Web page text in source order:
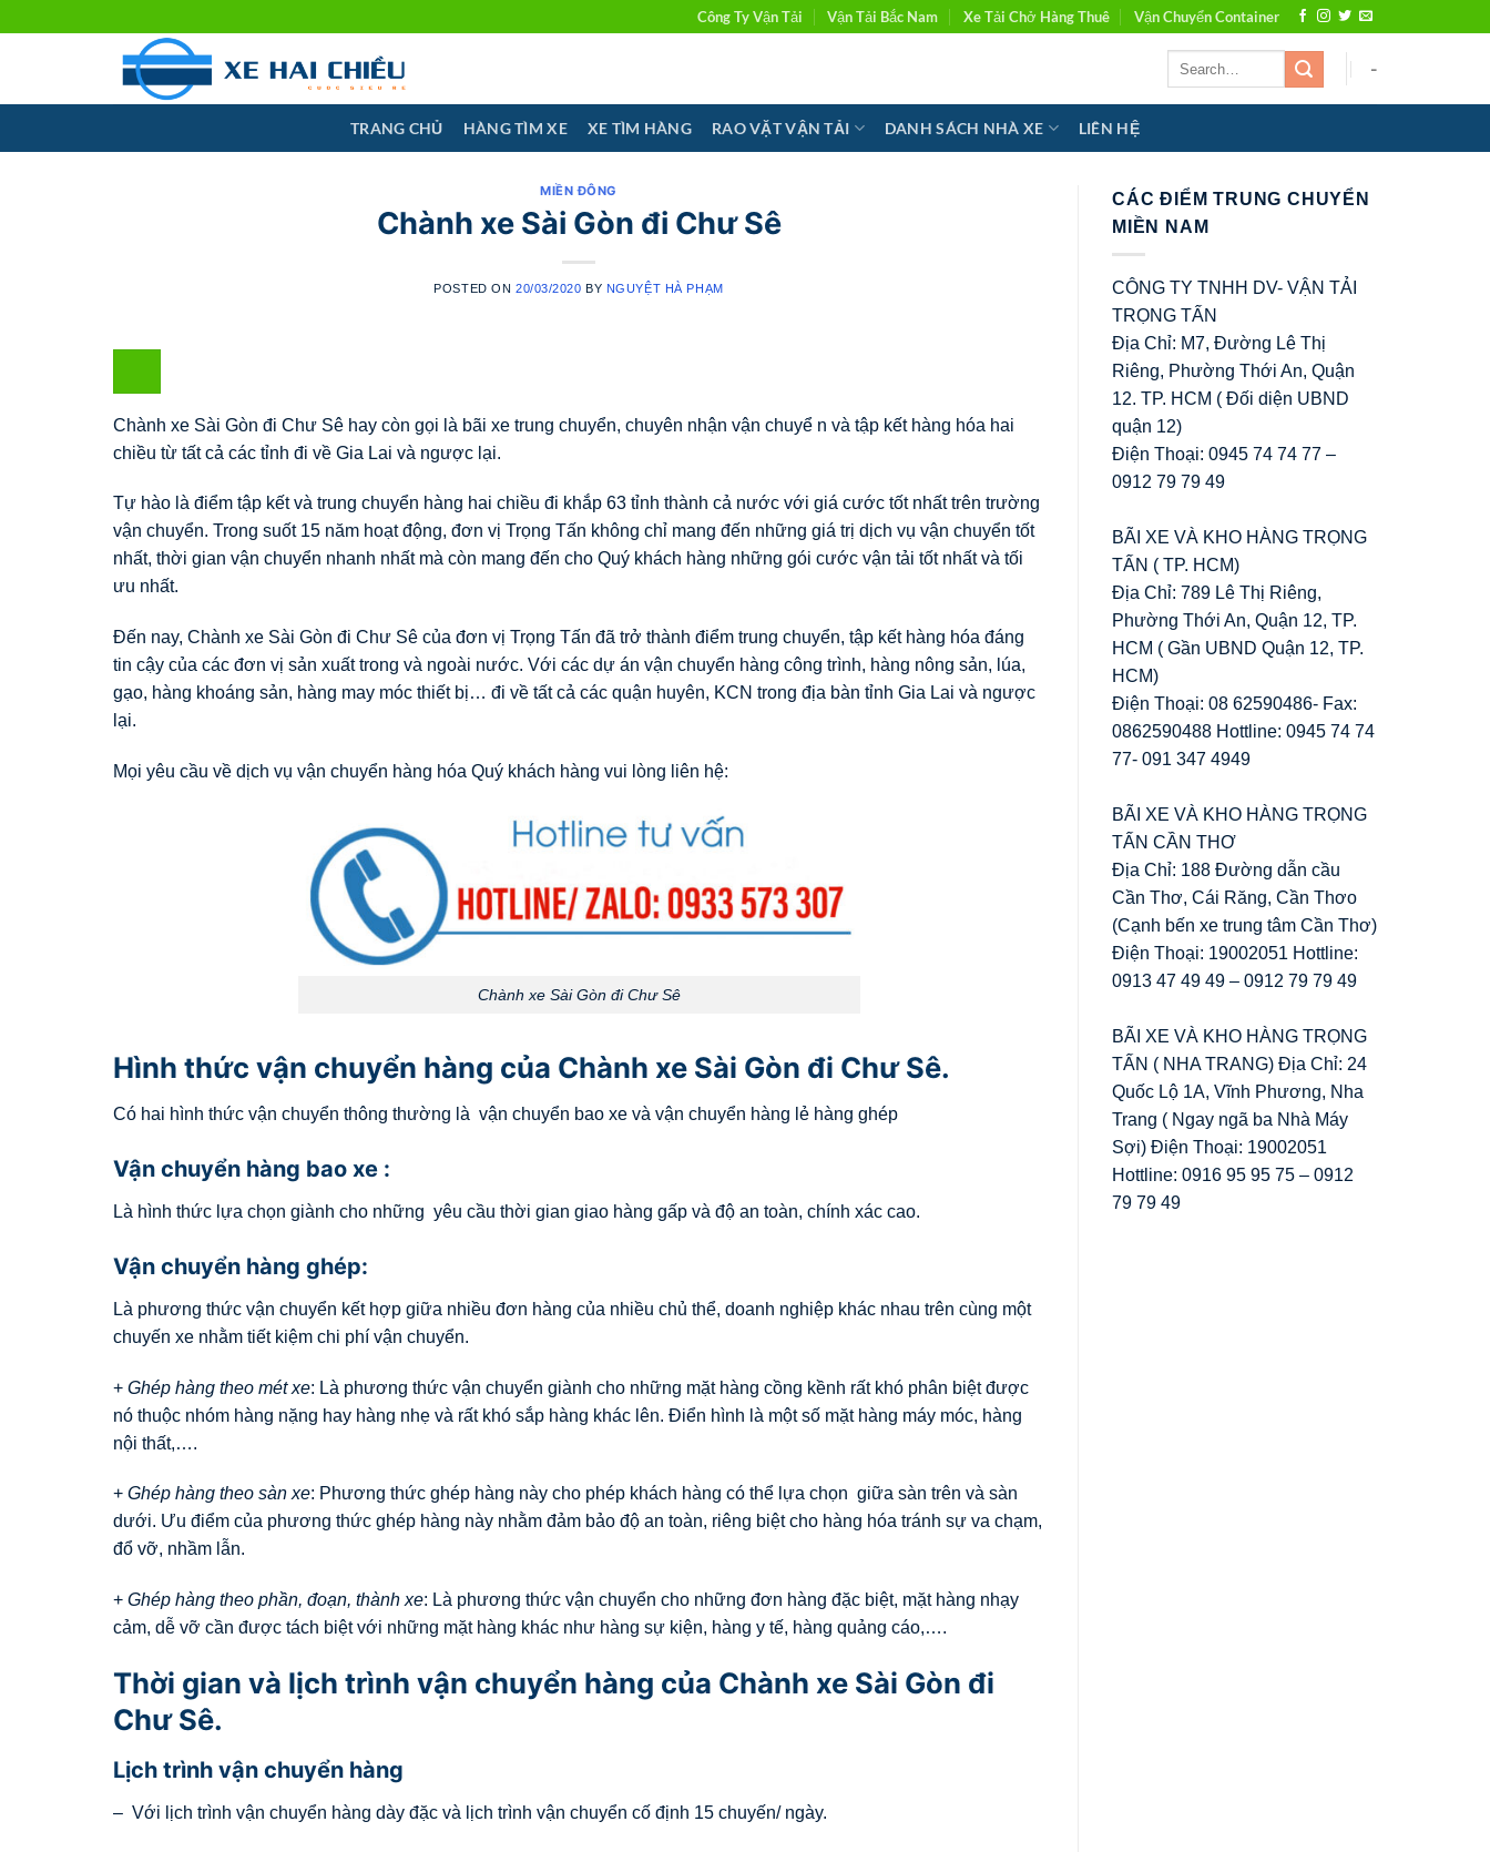
Công Ty Vận Tải Vận Tải Bắc Nam Xe Tải Chở Hàng Thuê Vận Chuyển Container
-
TRANG CHỦ HÀNG TÌM XE XE TÌM HÀNG RAO VẶT VẬN TẢI DANH SÁCH NHÀ XE LIÊN HỆ
MIỀN ĐÔNG
Chành xe Sài Gòn đi Chư Sê
POSTED ON 20/03/2020 BY NGUYỆT HÀ PHẠM
Chành xe Sài Gòn đi Chư Sê hay còn gọi là bãi xe trung chuyển, chuyên nhận vận chuyể n và tập kết hàng hóa hai
chiều từ tất cả các tỉnh đi về Gia Lai và ngược lại.
Tự hào là điểm tập kết và trung chuyển hàng hai chiều đi khắp 63 tỉnh thành cả nước với giá cước tốt nhất trên trường
vận chuyển. Trong suốt 15 năm hoạt động, đơn vị Trọng Tấn không chỉ mang đến những giá trị dịch vụ vận chuyển tốt
nhất, thời gian vận chuyển nhanh nhất mà còn mang đến cho Quý khách hàng những gói cước vận tải tốt nhất và tối
ưu nhất.
Đến nay, Chành xe Sài Gòn đi Chư Sê của đơn vị Trọng Tấn đã trở thành điểm trung chuyển, tập kết hàng hóa đáng
tin cậy của các đơn vị sản xuất trong và ngoài nước. Với các dự án vận chuyển hàng công trình, hàng nông sản, lúa,
gạo, hàng khoáng sản, hàng may móc thiết bị… đi về tất cả các quận huyên, KCN trong địa bàn tỉnh Gia Lai và ngược
lại.
Mọi yêu cầu về dịch vụ vận chuyển hàng hóa Quý khách hàng vui lòng liên hệ:
Chành xe Sài Gòn đi Chư Sê
Hình thức vận chuyển hàng của Chành xe Sài Gòn đi Chư Sê.
Có hai hình thức vận chuyển thông thường là vận chuyển bao xe và vận chuyển hàng lẻ hàng ghép
Vận chuyển hàng bao xe :
Là hình thức lựa chọn giành cho những yêu cầu thời gian giao hàng gấp và độ an toàn, chính xác cao.
Vận chuyển hàng ghép:
Là phương thức vận chuyển kết hợp giữa nhiều đơn hàng của nhiều chủ thể, doanh nghiệp khác nhau trên cùng một
chuyến xe nhằm tiết kiệm chi phí vận chuyển.
+ Ghép hàng theo mét xe: Là phương thức vận chuyển giành cho những mặt hàng cồng kềnh rất khó phân biệt được
nó thuộc nhóm hàng nặng hay hàng nhẹ và rất khó sắp hàng khác lên. Điển hình là một số mặt hàng máy móc, hàng
nội thất,….
+ Ghép hàng theo sàn xe: Phương thức ghép hàng này cho phép khách hàng có thể lựa chọn giữa sàn trên và sàn
dưới. Ưu điểm của phương thức ghép hàng này nhằm đảm bảo độ an toàn, riêng biệt cho hàng hóa tránh sự va chạm,
đổ vỡ, nhầm lẫn.
+ Ghép hàng theo phần, đoạn, thành xe: Là phương thức vận chuyển cho những đơn hàng đặc biệt, mặt hàng nhạy
cảm, dễ vỡ cần được tách biệt với những mặt hàng khác như hàng sự kiện, hàng y tế, hàng quảng cáo,….
Thời gian và lịch trình vận chuyển hàng của Chành xe Sài Gòn đi
Chư Sê.
Lịch trình vận chuyển hàng
– Với lịch trình vận chuyển hàng dày đặc và lịch trình vận chuyển cố định 15 chuyến/ ngày.
CÁC ĐIỂM TRUNG CHUYỂN
MIỀN NAM
CÔNG TY TNHH DV- VẬN TẢI
TRỌNG TẤN
Địa Chỉ: M7, Đường Lê Thị
Riêng, Phường Thới An, Quận
12. TP. HCM ( Đối diện UBND
quận 12)
Điện Thoại: 0945 74 74 77 –
0912 79 79 49
BÃI XE VÀ KHO HÀNG TRỌNG
TẤN ( TP. HCM)
Địa Chỉ: 789 Lê Thị Riêng,
Phường Thới An, Quận 12, TP.
HCM ( Gần UBND Quận 12, TP.
HCM)
Điện Thoại: 08 62590486- Fax:
0862590488 Hottline: 0945 74 74
77- 091 347 4949
BÃI XE VÀ KHO HÀNG TRỌNG
TẤN CẦN THƠ
Địa Chỉ: 188 Đường dẫn cầu
Cần Thơ, Cái Răng, Cần Thơo
(Cạnh bến xe trung tâm Cần Thơ)
Điện Thoại: 19002051 Hottline:
0913 47 49 49 – 0912 79 79 49
BÃI XE VÀ KHO HÀNG TRỌNG
TẤN ( NHA TRANG) Địa Chỉ: 24
Quốc Lộ 1A, Vĩnh Phương, Nha
Trang ( Ngay ngã ba Nhà Máy
Sợi) Điện Thoại: 19002051
Hottline: 0916 95 95 75 – 0912
79 79 49